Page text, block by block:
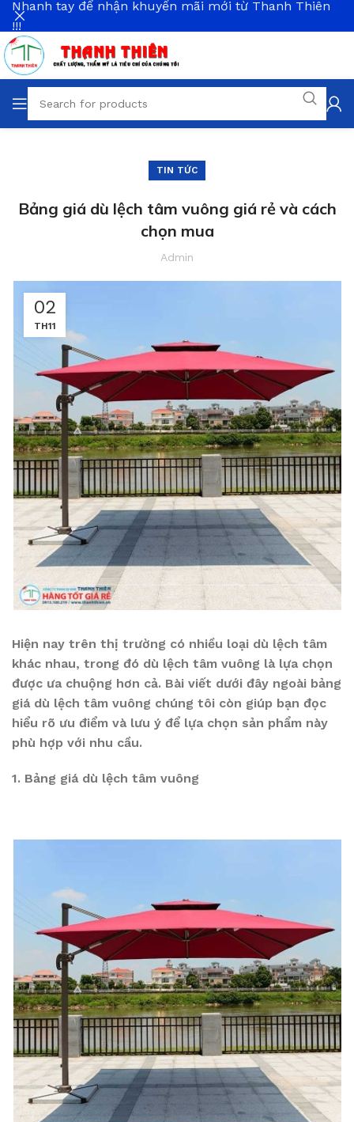
TIN TỨC
Bảng giá dù lệch tâm vuông giá rẻ và cách
chọn mua
Admin
02
TH11
Hiện nay trên thị trường có nhiều loại dù lệch tâm
khác nhau, trong đó dù lệch tâm vuông là lựa chọn
được ưa chuộng hơn cả. Bài viết dưới đây ngoài bảng
giá dù lệch tâm vuông chúng tôi còn giúp bạn đọc
hiểu rõ ưu điểm và lưu ý để lựa chọn sản phẩm này
phù hợp với nhu cầu.
1. Bảng giá dù lệch tâm vuông
Nhanh tay để nhận khuyến mãi mới từ Thanh Thiên
!!!